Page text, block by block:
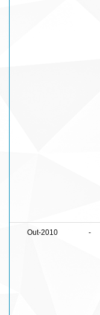
Out-2010 -